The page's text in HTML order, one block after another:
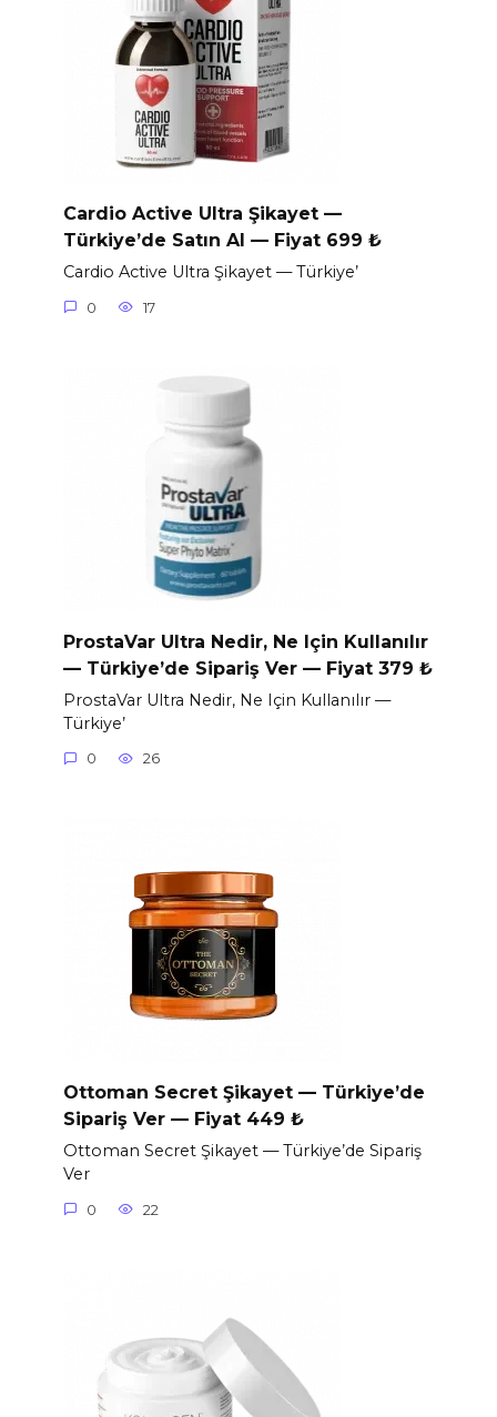
Cardio Active Ultra Şikayet —
Türkiye’de Satın Al — Fiyat 699 ₺
Cardio Active Ultra Şikayet — Türkiye’
0 17
ProstaVar Ultra Nedir, Ne Için Kullanılır
— Türkiye’de Sipariş Ver — Fiyat 379 ₺
ProstaVar Ultra Nedir, Ne Için Kullanılır —
Türkiye’
0 26
Ottoman Secret Şikayet — Türkiye’de
Sipariş Ver — Fiyat 449 ₺
Ottoman Secret Şikayet — Türkiye’de Sipariş
Ver
0 22